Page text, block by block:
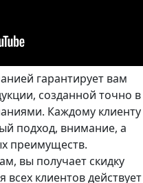
гарантирует вам
созданной точно в
Каждому клиенту
подход, внимание, а
преимуществ.
вы получает скидку
клиентов действует